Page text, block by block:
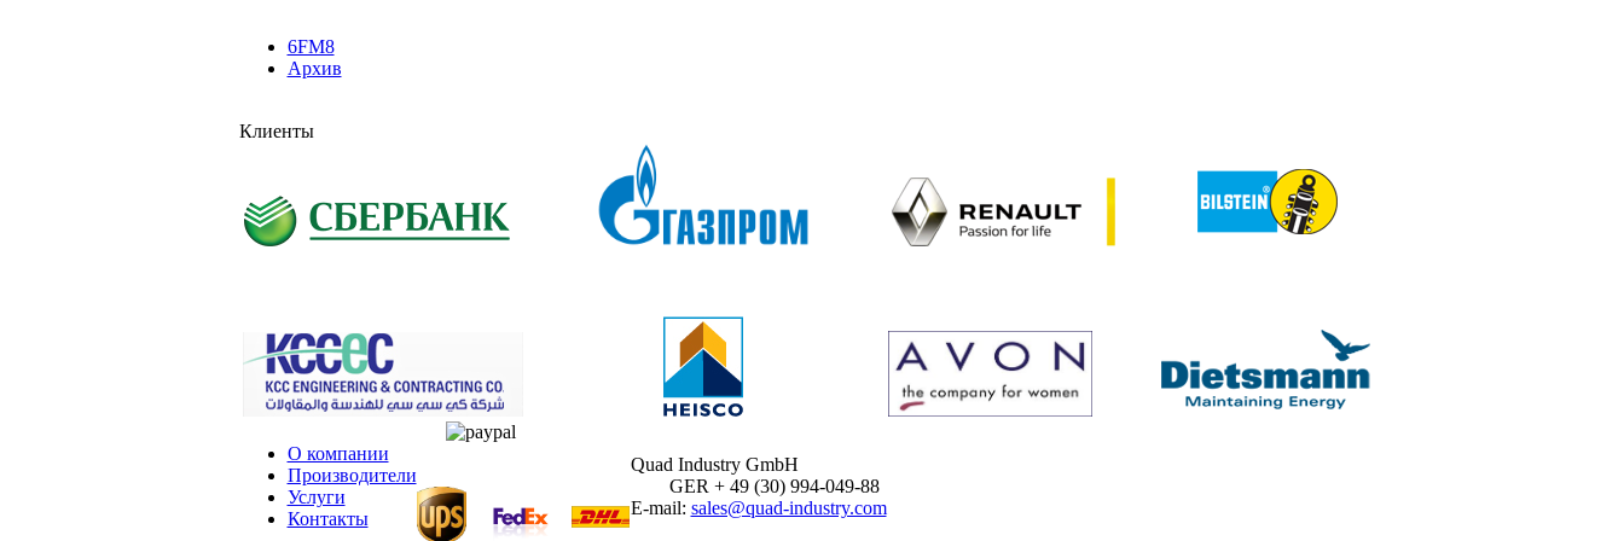
6FM8
Архив
Клиенты
О компании
Производители
Услуги
Контакты
Quad Industry GmbH
GER + 49 (30) 994-049-88
E-mail: sales@quad-industry.com